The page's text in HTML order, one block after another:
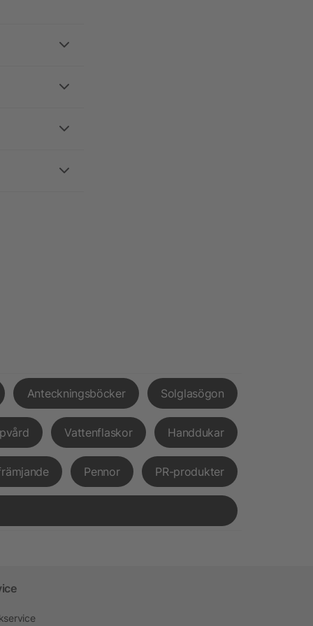
Anteckningsböcker Solglasögon
Vattenflaskor Handdukar
Pennor PR-produkter